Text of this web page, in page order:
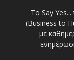
Το Say
(Business to
με